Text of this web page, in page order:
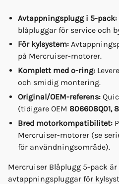
Avtappningsplugg i 5-pack:
blåpluggar för service och
För kylsystem:
på Mercruiser-motorer.
Komplett med o-ring:
och smidig montering.
Original/OEM-referens:
(tidigare OEM 806608Q01,
Bred motorkompatibilitet:
Mercruiser-motorer (se
för användningsområde).
Mercruiser Blåplugg 5-pack
avtappningspluggar för